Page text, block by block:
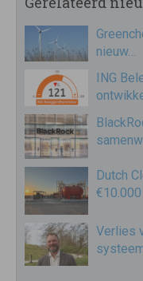
nieuw…
ING
Dutch
€10.000
Verlies